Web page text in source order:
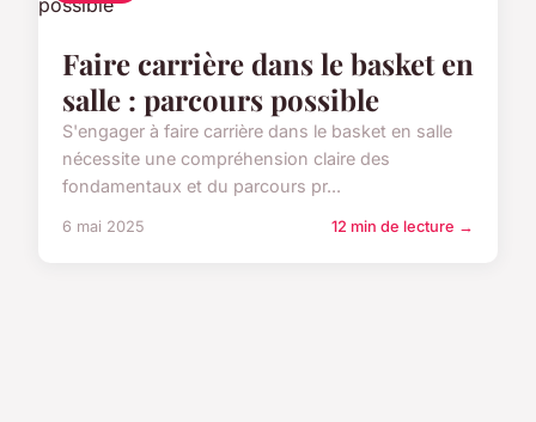
Faire carrière dans le basket en
salle : parcours possible
S'engager à faire carrière dans le basket en salle
nécessite une compréhension claire des
fondamentaux et du parcours pr...
6 mai 2025 12 min de lecture →